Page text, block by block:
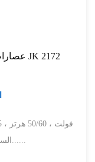
عصارات موالح اختيارية 85 واط و 160 واط JK 2172
الستانلس ستيل قاعدة متينة من ا......